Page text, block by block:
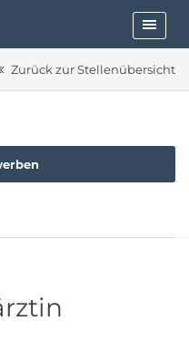
Zurück zur Stellenübersicht